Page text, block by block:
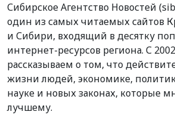
Сибирское Агентство Новостей
один из самых читаемых сайтов
и Сибири, входящий в десятку
интернет-ресурсов региона. С
рассказываем о том, что
жизни людей, экономике,
науке и новых законах, которые
лучшему.